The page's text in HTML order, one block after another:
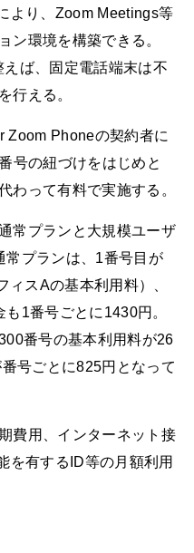
より、Zoom Meetings等
ン環境を構築できる。
ば、固定電話端末は不
行える。
Zoom Phoneの契約者に
号の紐づけをはじめと
わって有料で実施する。
常プランと大規模ユーザ
常プランは、1番号目が
スAの基本利用料）、
1番号ごとに1430円。
番号の基本利用料が26
号ごとに825円となって
費用、インターネット接
を有するID等の月額利用